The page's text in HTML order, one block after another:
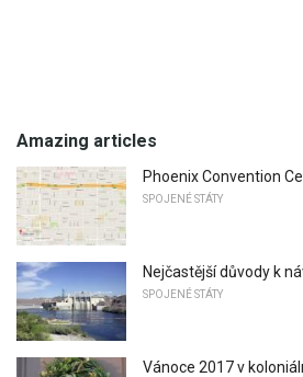
Amazing articles
Phoenix Convention
SPOJENÉ STÁTY
Nejčastější důvody k
SPOJENÉ STÁTY
Vánoce 2017 v